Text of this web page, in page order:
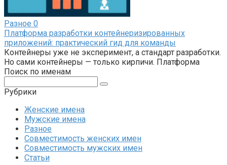
Разное 0
Платформа разработки контейнеризированных
приложений: практический гид для команды
Контейнеры уже не эксперимент, а стандарт разработки.
Но сами контейнеры — только кирпичи. Платформа
Поиск по именам
Рубрики
Женские имена
Мужские имена
Разное
Совместимость женских имен
Совместимость мужских имен
Статьи